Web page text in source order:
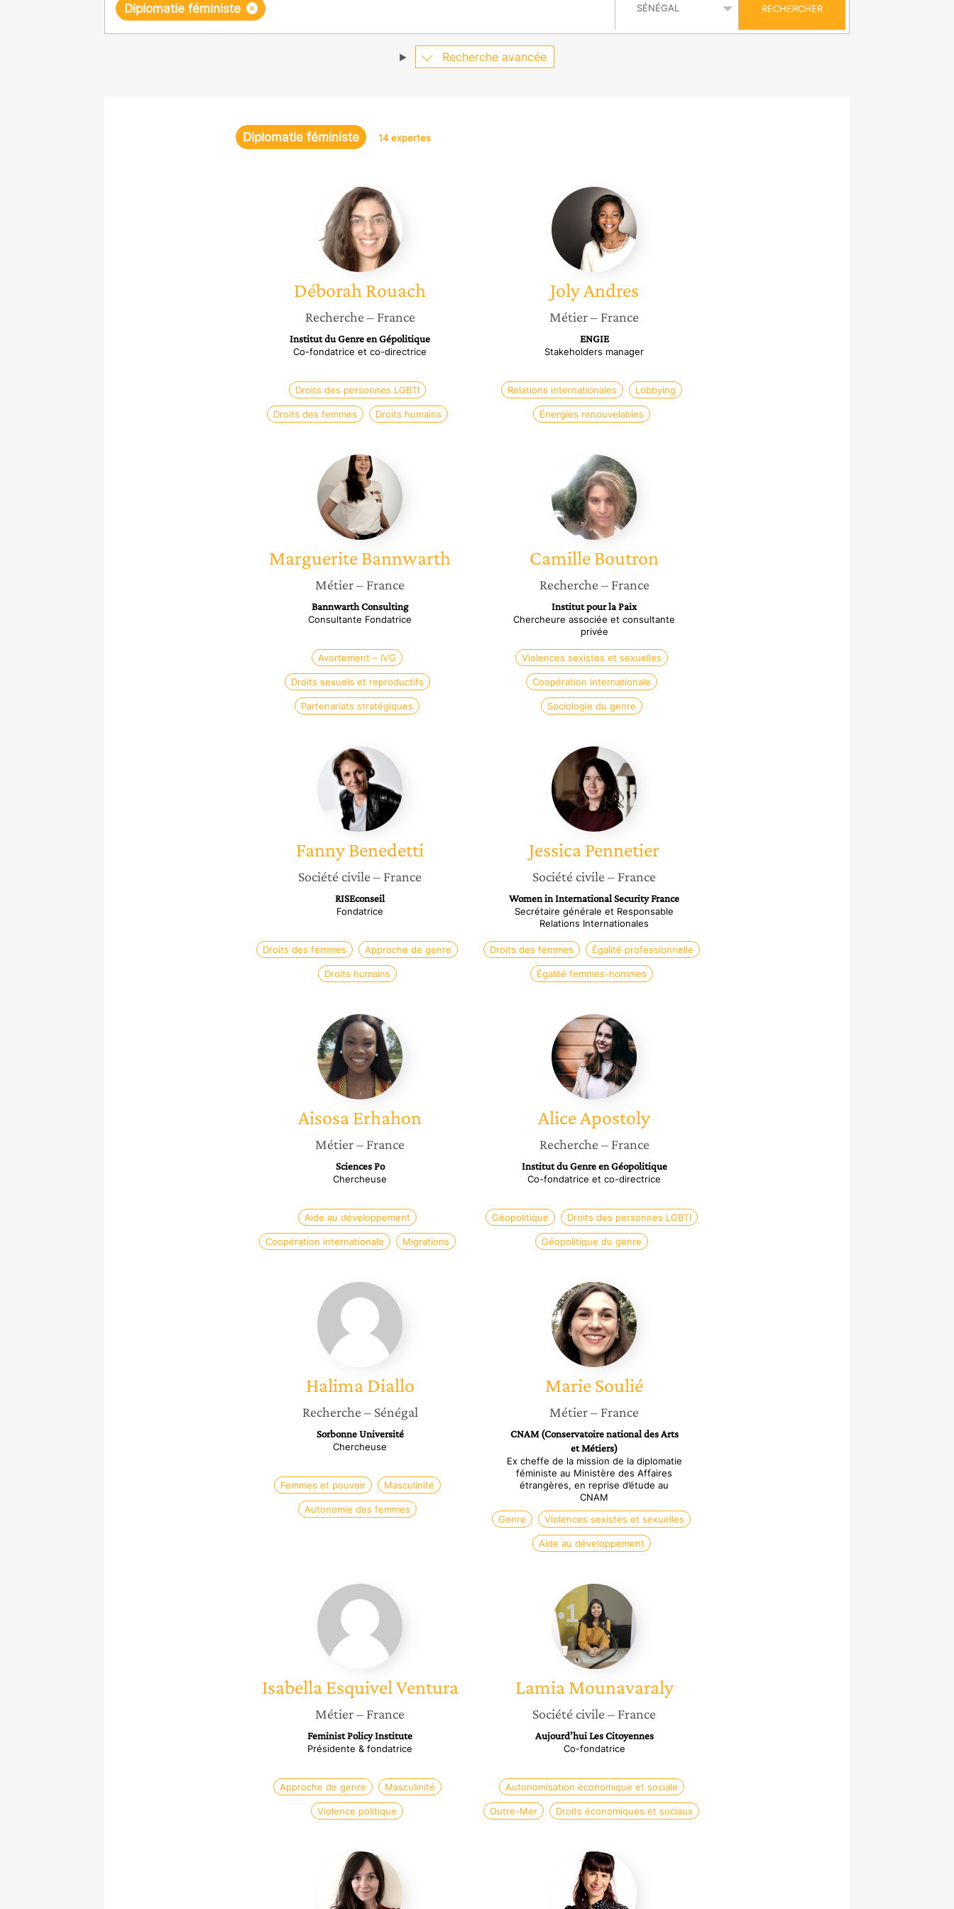
×
Diplomatie féministe RECHERCHER
Recherche avancée
Diplomatie féministe 14 expertes
Déborah
Rouach
Déborah Rouach
Recherche – France
Institut du Genre en Gépolitique
Co-fondatrice et co-directrice
Droits des personnes LGBTI
Droits des femmes Droits humains
Joly
Andres
JolyAndres
Métier– France
ENGIE
Stakeholders manager
Relations internationales Lobbying
Énergies renouvelables
Marguerite
Bannwarth
MargueriteBannwarth
Métier– France
Bannwarth Consulting
Consultante Fondatrice
Avortement – IVG
Droits sexuels et reproductifs
Partenariats stratégiques
Camille
Boutron
CamilleBoutron
Recherche – France
Institut pour la Paix
Chercheure associée et consultante
privée
Violences sexistes et sexuelles
Coopération internationale
Sociologie du genre
Fanny
Benedetti
FannyBenedetti
Société civile – France
RISEconseil
Fondatrice
Droits des femmes Approche de genre
Droits humains
Jessica
Pennetier
JessicaPennetier
Société civile – France
Women in International Security France
Secrétaire générale et Responsable
Relations Internationales
Droits des femmes Égalité professionnelle
Égalité femmes-hommes
Aisosa
Erhahon
AisosaErhahon
Métier– France
Sciences Po
Chercheuse
Aide au développement
Coopération internationale Migrations
Alice
Apostoly
AliceApostoly
Recherche – France
Institut du Genre en Géopolitique
Co-fondatrice et co-directrice
Géopolitique Droits des personnes LGBTI
Géopolitique du genre
Halima
Diallo
Halima Diallo
Recherche – Sénégal
Sorbonne Université
Chercheuse
Femmes et pouvoir Masculinité
Autonomie des femmes
Marie
Soulié
MarieSoulié
Métier– France
CNAM (Conservatoire national des Arts
et Métiers)
Ex cheffe de la mission de la diplomatie
féministe au Ministère des Affaires
étrangères, en reprise d’étude au
CNAM
Genre
Violences sexistes et sexuelles
Aide au développement
Isabella
Esquivel
Ventura
Isabella Esquivel Ventura
Métier– France
Feminist Policy Institute
Présidente & fondatrice
Approche de genre Masculinité
Violence politique
Lamia
Mounavaraly
Lamia Mounavaraly
Société civile – France
Aujourd’hui Les Citoyennes
Co-fondatrice
Autonomisation économique et sociale
Outre-Mer Droits économiques et sociaux
Lucie
Daniel
Julie
Gonnet